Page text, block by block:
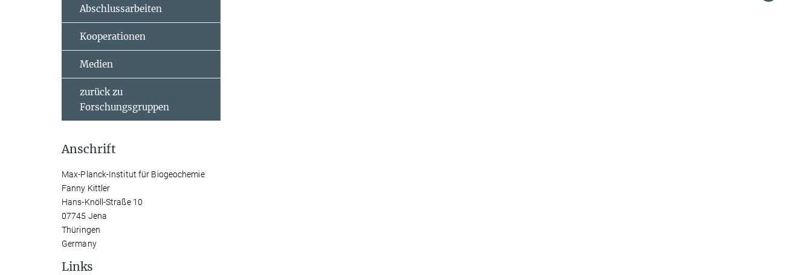
Abschlussarbeiten
Kooperationen
Medien
zurück zu
Forschungsgruppen
Anschrift
Max-Planck-Institut für Biogeochemie
Fanny Kittler
Hans-Knöll-Straße 10
07745 Jena
Thüringen
Germany
Links